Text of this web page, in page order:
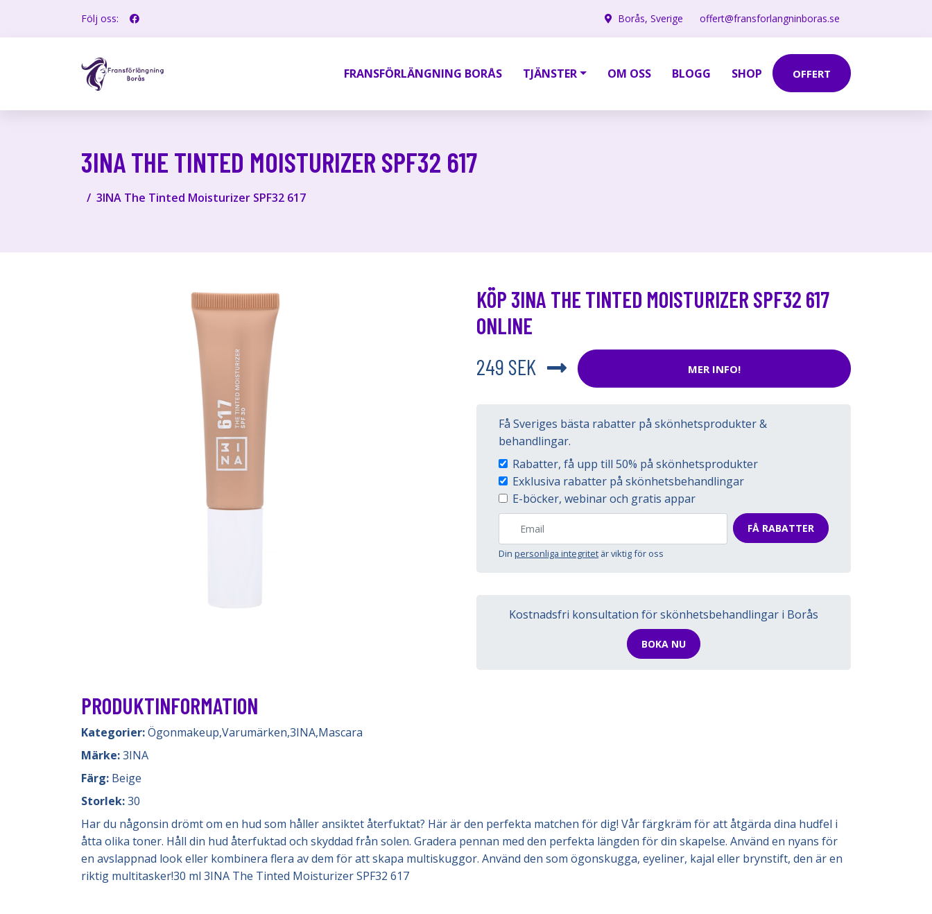
Följ oss: Borås, Sverige offert@fransforlangninboras.se
FRANSFÖRLÄNGNING BORÅS TJÄNSTER OM OSS BLOGG SHOP OFFERT
3INA THE TINTED MOISTURIZER SPF32 617
3INA The Tinted Moisturizer SPF32 617
KÖP 3INA THE TINTED MOISTURIZER SPF32 617
ONLINE
249 SEK
MER INFO!
Få Sveriges bästa rabatter på skönhetsprodukter &
behandlingar.
Rabatter, få upp till 50% på skönhetsprodukter
Exklusiva rabatter på skönhetsbehandlingar
E-böcker, webinar och gratis appar
FÅ RABATTER
Din personliga integritet är viktig för oss
Kostnadsfri konsultation för skönhetsbehandlingar i Borås
BOKA NU
PRODUKTINFORMATION
Kategorier:Ögonmakeup,Varumärken,3INA,Mascara
Märke:3INA
Färg: Beige
Storlek:30
Har du någonsin drömt om en hud som håller ansiktet återfuktat? Här är den perfekta matchen för dig! Vår färgkräm för att åtgärda dina hudfel i
åtta olika toner. Håll din hud återfuktad och skyddad från solen. Gradera pennan med den perfekta längden för din skapelse. Använd en nyans för
en avslappnad look eller kombinera flera av dem för att skapa multiskuggor. Använd den som ögonskugga, eyeliner, kajal eller brynstift, den är en
riktig multitasker!30 ml 3INA The Tinted Moisturizer SPF32 617